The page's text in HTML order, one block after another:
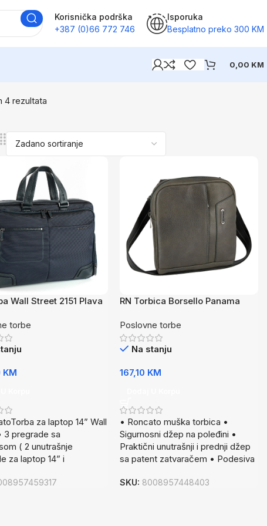
Korisnička podrška
+387 (0)66 772 746
Isporuka
Besplatno preko 300 KM
0,00 KM
4 rezultata
Wall Street 2151 Plava
torbe
KM
za laptop 14” Wall
3 pregrade sa
( 2 unutrašnje
za laptop 14” i
RN Torbica Borsello Panama
Poslovne torbe
Na stanju
167,10 KM
• Roncato muška torbica •
Sigurnosni džep na poleđini •
Praktični unutrašnji i prednji džep
sa patent zatvaračem • Podesiva
SKU: 8008957448403